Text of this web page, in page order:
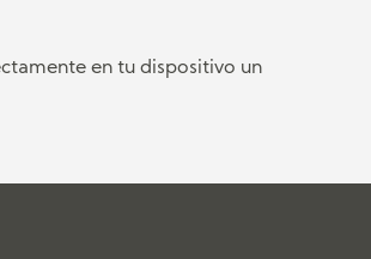
en tu dispositivo un